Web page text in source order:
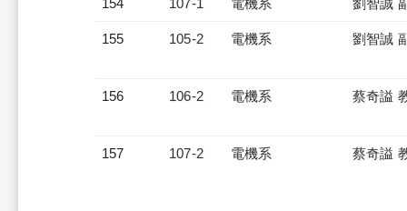
154 107-1 電機系 劉智誠
155 105-2 電機系 劉智誠
156 106-2 電機系 蔡奇謚
157 107-2 電機系 蔡奇謚